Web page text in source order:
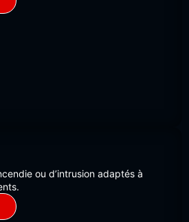
ou d’intrusion adaptés à